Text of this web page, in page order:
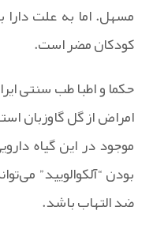
مسهل. اما به علت دارا
کودکان مضر است.
حکما و اطبا طب سنتی
امراض از گل گاوزبان
موجود در این گیاه
بودن “آلکوالویید”
ضد التهاب باشد.